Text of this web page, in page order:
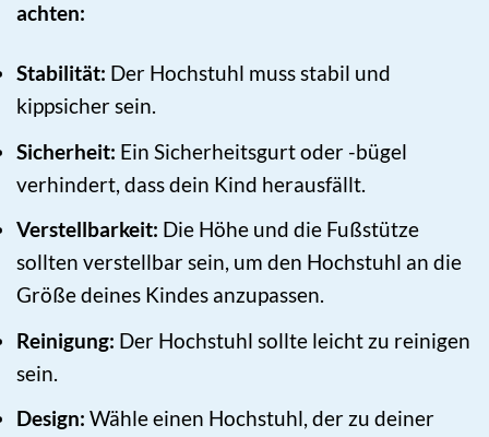
achten:
Stabilität: Der Hochstuhl muss stabil und
kippsicher sein.
Sicherheit: Ein Sicherheitsgurt oder -bügel
verhindert, dass dein Kind herausfällt.
Verstellbarkeit: Die Höhe und die Fußstütze
sollten verstellbar sein, um den Hochstuhl an die
Größe deines Kindes anzupassen.
Reinigung: Der Hochstuhl sollte leicht zu reinigen
sein.
Design: Wähle einen Hochstuhl, der zu deiner